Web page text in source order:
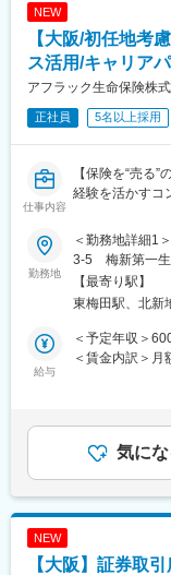
・役員クラス・
・法人が保有す
の創出（駐車
■本ポジション
◎カーシェアサ
貢献できます。
変更の範囲：会
NEW
【大阪/初任地考
ス活用/キャリア
アフラック生命保険株
正社員 5名以上採用
仕事内容
【保険を“売る
経験を活かすコ
全国8000店以
保険提案ができ
ルティング営業
■業務詳細
・販売戦略の立
・商品勉強会
・代理店の課題
※会社が出向を
■1日の流れ
9時：朝礼、チ
15時：代理店と
勤務地
＜勤務地詳細1
3-5 梅新第一生
＜勤務地詳細2
所：大阪府大阪
阪府大阪市北
対策：屋内全面
【最寄り駅】
東梅田駅、北新
給与
＜予定年収＞
＜賃金内訳＞
です。※転居を
宅補助（例：6
賃金はあくまで
性があります。
気に
NEW
【大阪】証券取